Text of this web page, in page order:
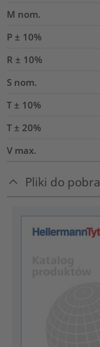
M nom.
P ± 10%
R ± 10%
S nom.
T ± 10%
T ± 20%
V max.
Pliki do